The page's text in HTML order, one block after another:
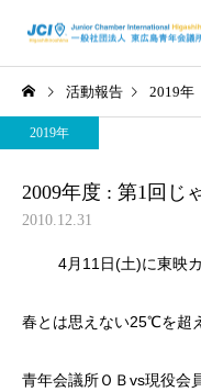
活動スケ
信条・使
2026年度 4月例
活動報告 2019年
2019年
2009年度 : 第1回じ
2010.12.31
4月11日(土)に東映
春とは思えない25℃を超
青年会議所ＯＢvs現役会